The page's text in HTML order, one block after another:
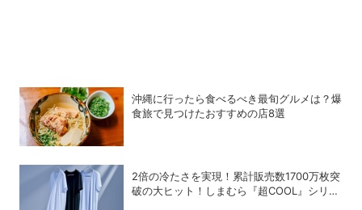
沖縄に行ったら食べるべき最旬グルメは？爆
食旅で見つけたおすすめの店8選
2倍の冷たさを実現！累計販売数1700万枚突
破の大ヒット！しまむら『超COOL』シリー